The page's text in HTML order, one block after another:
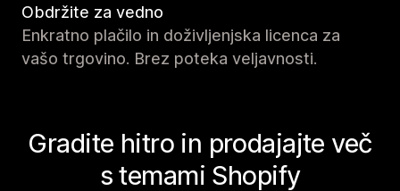
Obdržite za vedno
Enkratno plačilo in doživljenjska licenca za
vašo trgovino. Brez poteka veljavnosti.
Gradite hitro in prodajajte več
s temami Shopify